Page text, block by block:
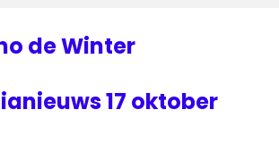
de Winter
17 oktober